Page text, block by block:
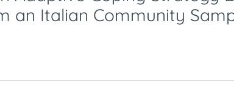
an Italian Community